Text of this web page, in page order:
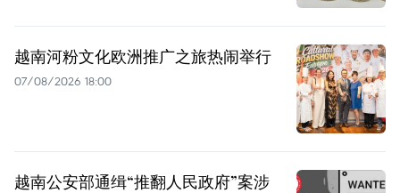
越南河粉文化欧洲推广之旅热闹举行
07/08/2026 18:00
越南公安部通缉“推翻人民政府”案涉